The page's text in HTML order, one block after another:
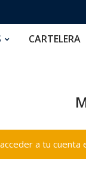
CARTELERA
a tu cuenta